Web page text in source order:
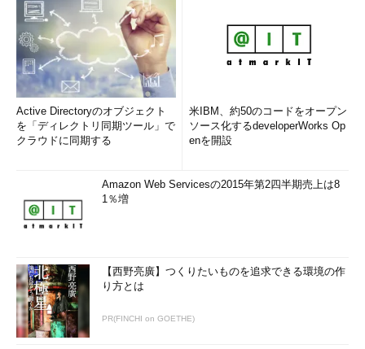
Active Directoryのオブジェクト
を「ディレクトリ同期ツール」で
クラウドに同期する
米IBM、約50のコードをオープン
ソース化するdeveloperWorks Op
enを開設
Amazon Web Servicesの2015年第2四半期売上は8
1％増
【西野亮廣】つくりたいものを追求できる環境の作
り方とは
PR(FINCHI on GOETHE)